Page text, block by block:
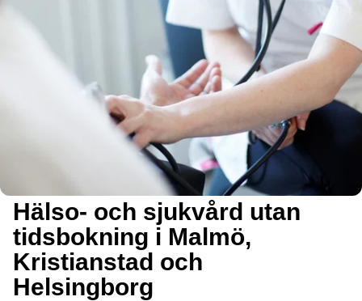
Hälso- och sjukvård utan
tidsbokning i Malmö,
Kristianstad och
Helsingborg